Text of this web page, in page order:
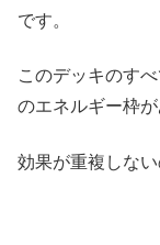
です。
このデッキのす
のエネルギー枠
効果が重複しない